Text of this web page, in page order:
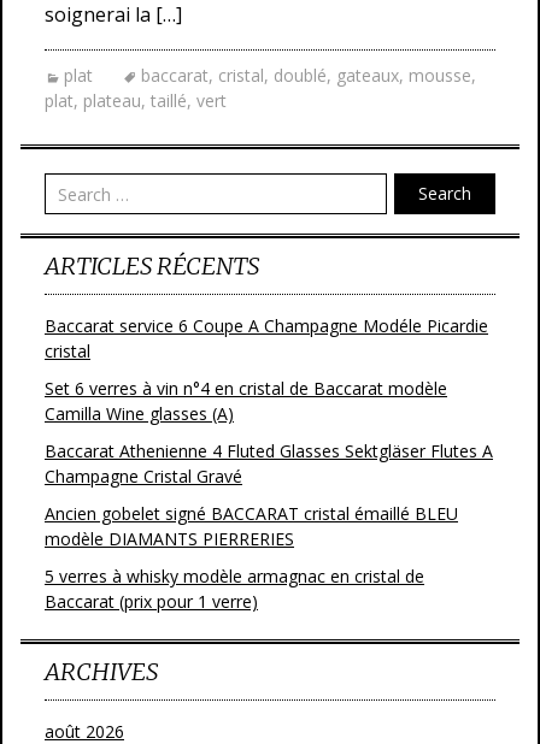
soignerai la […]
plat baccarat, cristal, doublé, gateaux, mousse,
plat, plateau, taillé, vert
Search
ARTICLES RÉCENTS
Baccarat service 6 Coupe A Champagne Modéle Picardie
cristal
Set 6 verres à vin n°4 en cristal de Baccarat modèle
Camilla Wine glasses (A)
Baccarat Athenienne 4 Fluted Glasses Sektgläser Flutes A
Champagne Cristal Gravé
Ancien gobelet signé BACCARAT cristal émaillé BLEU
modèle DIAMANTS PIERRERIES
5 verres à whisky modèle armagnac en cristal de
Baccarat (prix pour 1 verre)
ARCHIVES
août 2026